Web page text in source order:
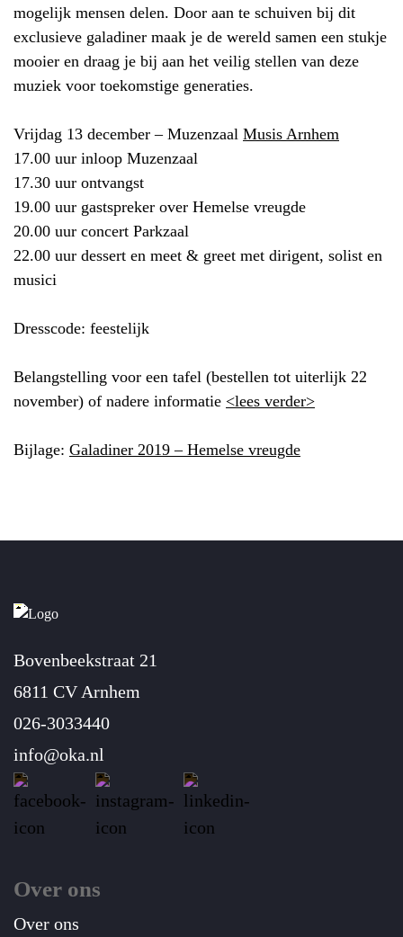
mogelijk mensen delen. Door aan te schuiven bij dit
exclusieve galadiner maak je de wereld samen een stukje
mooier en draag je bij aan het veilig stellen van deze
muziek voor toekomstige generaties.
Vrijdag 13 december – Muzenzaal Musis Arnhem
17.00 uur inloop Muzenzaal
17.30 uur ontvangst
19.00 uur gastspreker over Hemelse vreugde
20.00 uur concert Parkzaal
22.00 uur dessert en meet & greet met dirigent, solist en
musici
Dresscode: feestelijk
Belangstelling voor een tafel (bestellen tot uiterlijk 22
november) of nadere informatie <lees verder>
Bijlage: Galadiner 2019 – Hemelse vreugde
Bovenbeekstraat 21
6811 CV Arnhem
026-3033440
info@oka.nl
Over ons
Over ons